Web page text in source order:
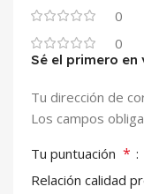
0
0
Sé el primero en
Tu dirección de
Los campos
Tu puntuación *
Relación calidad